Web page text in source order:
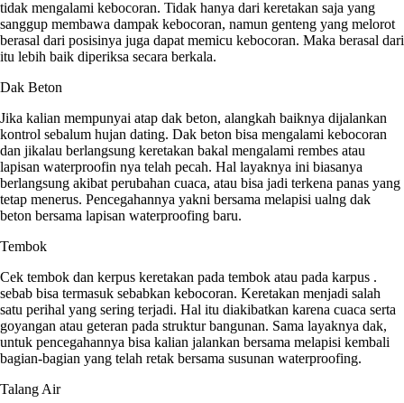
tidak mengalami kebocoran. Tidak hanya dari keretakan saja yang
sanggup membawa dampak kebocoran, namun genteng yang melorot
berasal dari posisinya juga dapat memicu kebocoran. Maka berasal dari
itu lebih baik diperiksa secara berkala.
Dak Beton
Jika kalian mempunyai atap dak beton, alangkah baiknya dijalankan
kontrol sebalum hujan dating. Dak beton bisa mengalami kebocoran
dan jikalau berlangsung keretakan bakal mengalami rembes atau
lapisan waterproofin nya telah pecah. Hal layaknya ini biasanya
berlangsung akibat perubahan cuaca, atau bisa jadi terkena panas yang
tetap menerus. Pencegahannya yakni bersama melapisi ualng dak
beton bersama lapisan waterproofing baru.
Tembok
Cek tembok dan kerpus keretakan pada tembok atau pada karpus .
sebab bisa termasuk sebabkan kebocoran. Keretakan menjadi salah
satu perihal yang sering terjadi. Hal itu diakibatkan karena cuaca serta
goyangan atau geteran pada struktur bangunan. Sama layaknya dak,
untuk pencegahannya bisa kalian jalankan bersama melapisi kembali
bagian-bagian yang telah retak bersama susunan waterproofing.
Talang Air